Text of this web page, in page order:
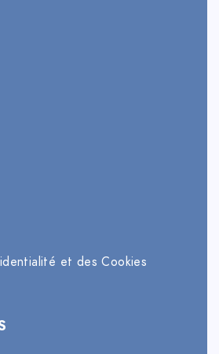
et des Cookies